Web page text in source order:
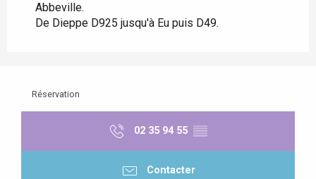
Abbeville.
De Dieppe D925 jusqu'à Eu puis D49.
Réservation
02 35 94 55 ▒▒
Contacter